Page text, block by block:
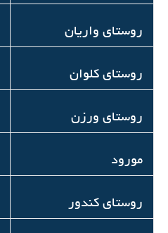
روستای واریان
روستای کلوان
روستای ورزن
مورود
روستای کندور